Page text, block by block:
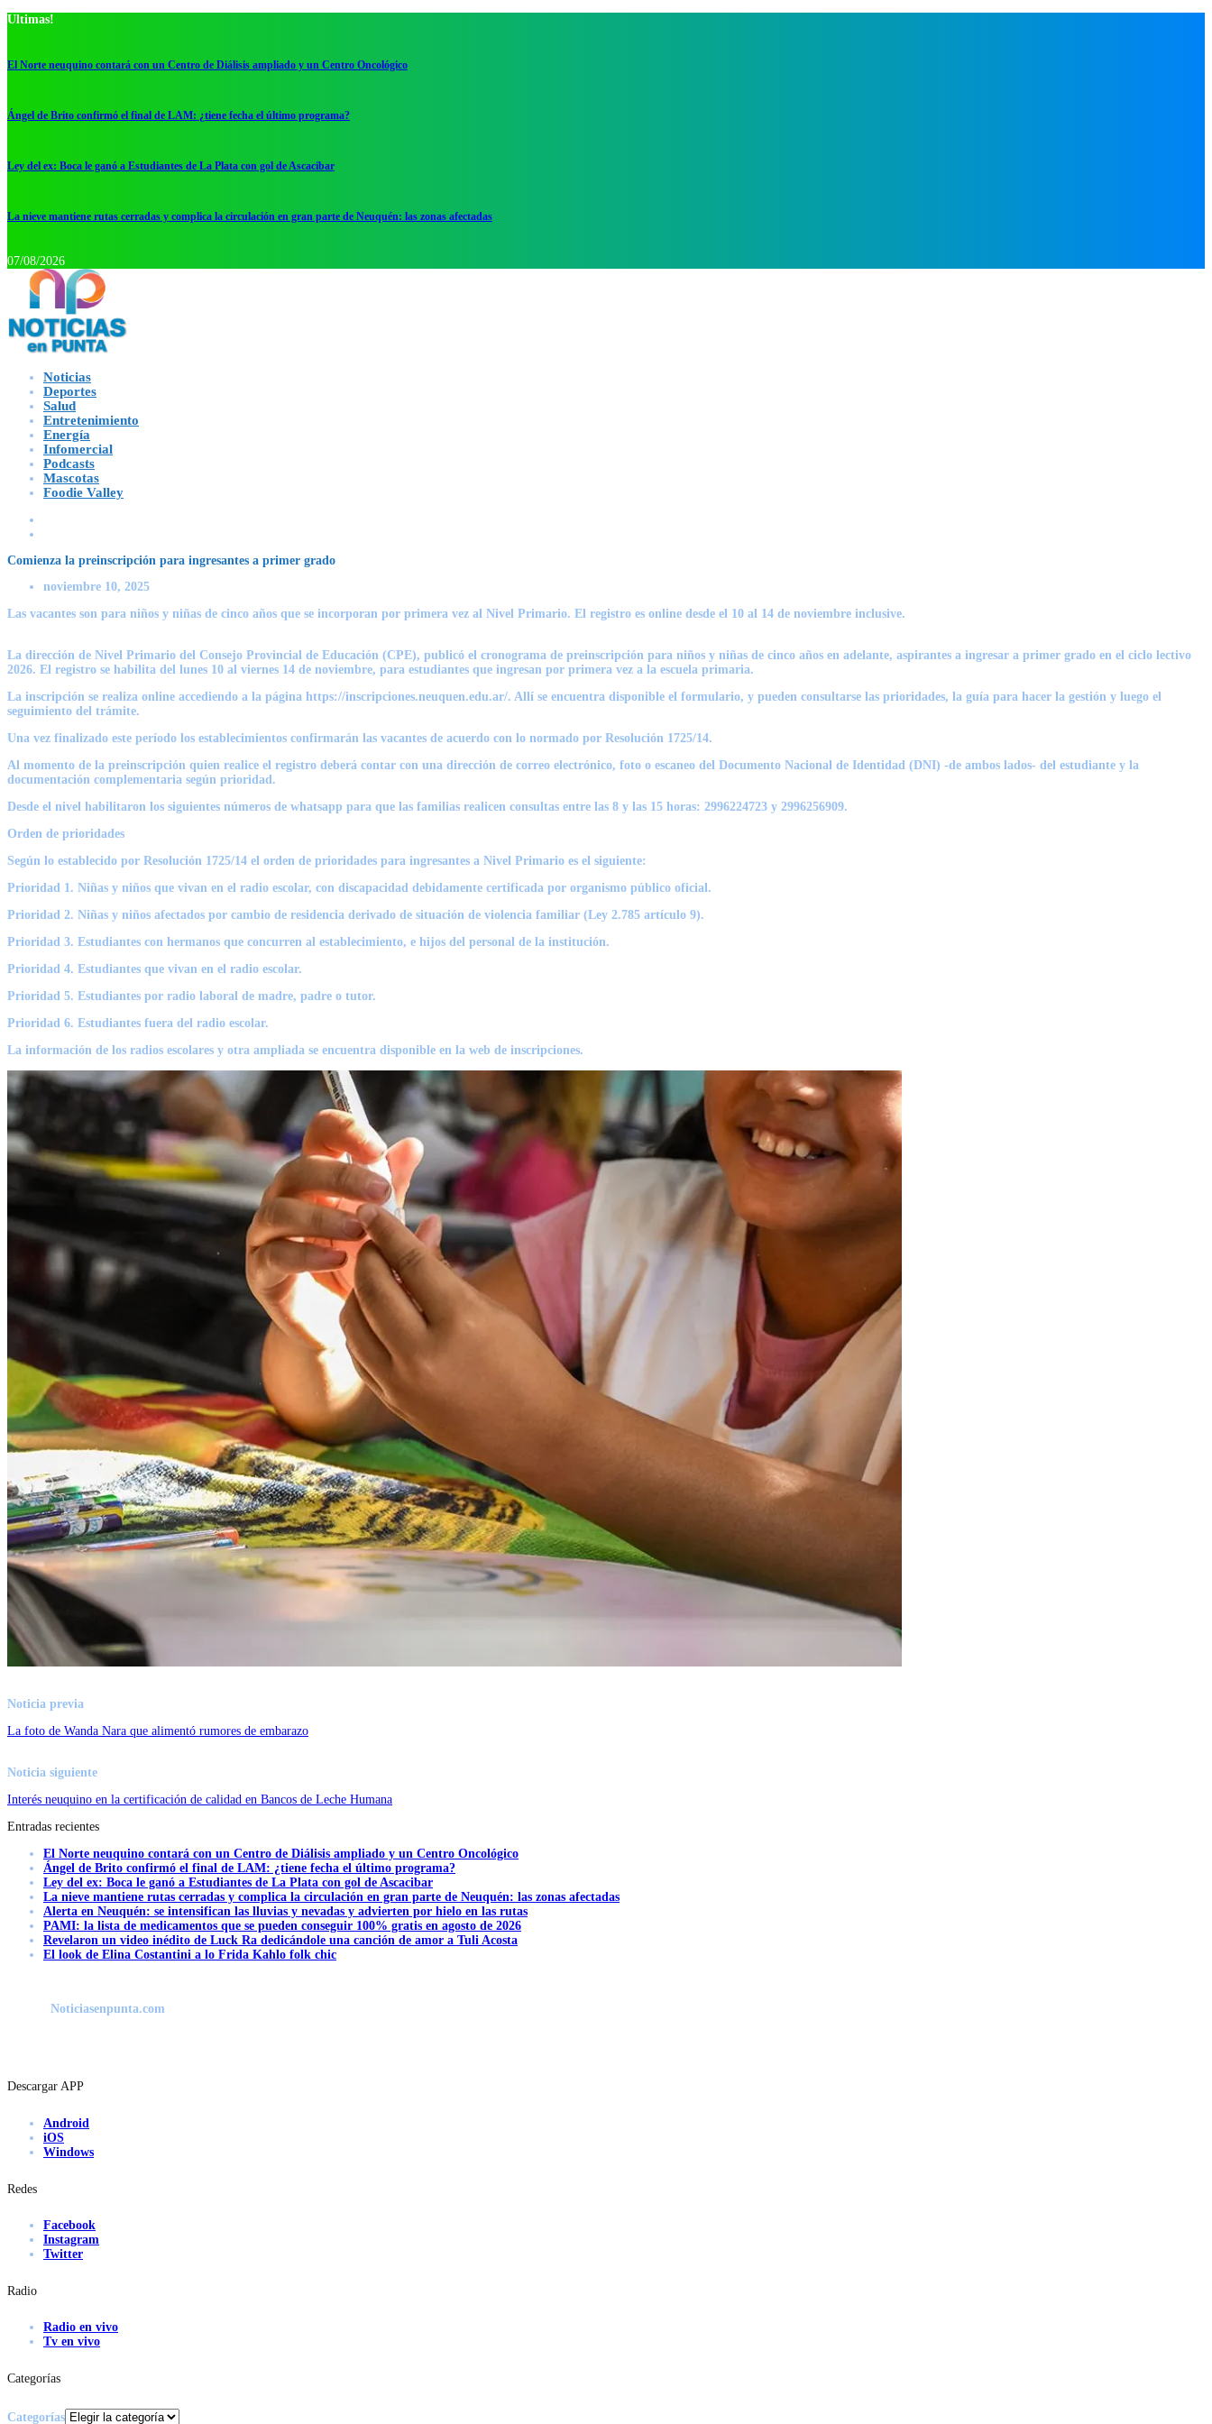
Ultimas!
El Norte neuquino contará con un Centro de Diálisis ampliado y un Centro Oncológico
Ángel de Brito confirmó el final de LAM: ¿tiene fecha el último programa?
Ley del ex: Boca le ganó a Estudiantes de La Plata con gol de Ascacibar
La nieve mantiene rutas cerradas y complica la circulación en gran parte de Neuquén: las zonas afectadas
07/08/2026
Noticias
Deportes
Salud
Entretenimiento
Energía
Infomercial
Podcasts
Mascotas
Foodie Valley
Comienza la preinscripción para ingresantes a primer grado
noviembre 10, 2025
Las vacantes son para niños y niñas de cinco años que se incorporan por primera vez al Nivel Primario. El registro es online desde el 10 al 14 de noviembre inclusive.
La dirección de Nivel Primario del Consejo Provincial de Educación (CPE), publicó el cronograma de preinscripción para niños y niñas de cinco años en adelante, aspirantes a ingresar a primer grado en el ciclo lectivo
2026. El registro se habilita del lunes 10 al viernes 14 de noviembre, para estudiantes que ingresan por primera vez a la escuela primaria.
La inscripción se realiza online accediendo a la página https://inscripciones.neuquen.edu.ar/. Allí se encuentra disponible el formulario, y pueden consultarse las prioridades, la guía para hacer la gestión y luego el
seguimiento del trámite.
Una vez finalizado este período los establecimientos confirmarán las vacantes de acuerdo con lo normado por Resolución 1725/14.
Al momento de la preinscripción quien realice el registro deberá contar con una dirección de correo electrónico, foto o escaneo del Documento Nacional de Identidad (DNI) -de ambos lados- del estudiante y la
documentación complementaria según prioridad.
Desde el nivel habilitaron los siguientes números de whatsapp para que las familias realicen consultas entre las 8 y las 15 horas: 2996224723 y 2996256909.
Orden de prioridades
Según lo establecido por Resolución 1725/14 el orden de prioridades para ingresantes a Nivel Primario es el siguiente:
Prioridad 1. Niñas y niños que vivan en el radio escolar, con discapacidad debidamente certificada por organismo público oficial.
Prioridad 2. Niñas y niños afectados por cambio de residencia derivado de situación de violencia familiar (Ley 2.785 artículo 9).
Prioridad 3. Estudiantes con hermanos que concurren al establecimiento, e hijos del personal de la institución.
Prioridad 4. Estudiantes que vivan en el radio escolar.
Prioridad 5. Estudiantes por radio laboral de madre, padre o tutor.
Prioridad 6. Estudiantes fuera del radio escolar.
La información de los radios escolares y otra ampliada se encuentra disponible en la web de inscripciones.
Noticia previa
La foto de Wanda Nara que alimentó rumores de embarazo
Noticia siguiente
Interés neuquino en la certificación de calidad en Bancos de Leche Humana
Entradas recientes
El Norte neuquino contará con un Centro de Diálisis ampliado y un Centro Oncológico
Ángel de Brito confirmó el final de LAM: ¿tiene fecha el último programa?
Ley del ex: Boca le ganó a Estudiantes de La Plata con gol de Ascacibar
La nieve mantiene rutas cerradas y complica la circulación en gran parte de Neuquén: las zonas afectadas
Alerta en Neuquén: se intensifican las lluvias y nevadas y advierten por hielo en las rutas
PAMI: la lista de medicamentos que se pueden conseguir 100% gratis en agosto de 2026
Revelaron un video inédito de Luck Ra dedicándole una canción de amor a Tuli Acosta
El look de Elina Costantini a lo Frida Kahlo folk chic
Noticiasenpunta.com
Descargar APP
Android
iOS
Windows
Redes
Facebook
Instagram
Twitter
Radio
Radio en vivo
Tv en vivo
Categorías
Categorías